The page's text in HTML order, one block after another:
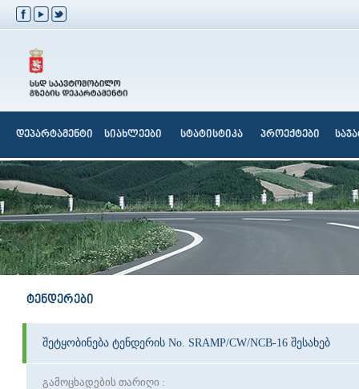
დეპარტამენტი სიახლეები სტატისტიკა პროექტები
ტენდერები
შეტყობინება ტენდერის No. SRAMP/CW/NCB-16 შესახებ
გამოცხადების თარიღი :